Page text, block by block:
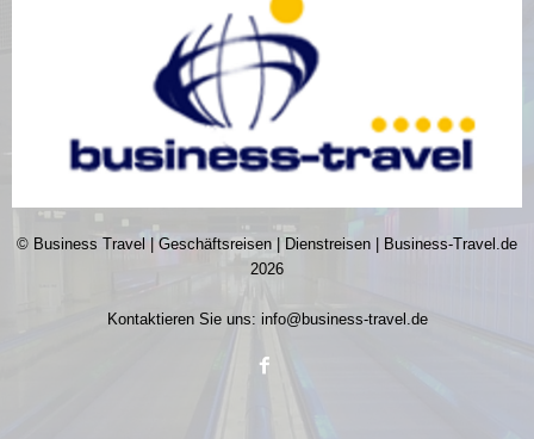
© Business Travel | Geschäftsreisen | Dienstreisen | Business-Travel.de
2026
Kontaktieren Sie uns: info@business-travel.de